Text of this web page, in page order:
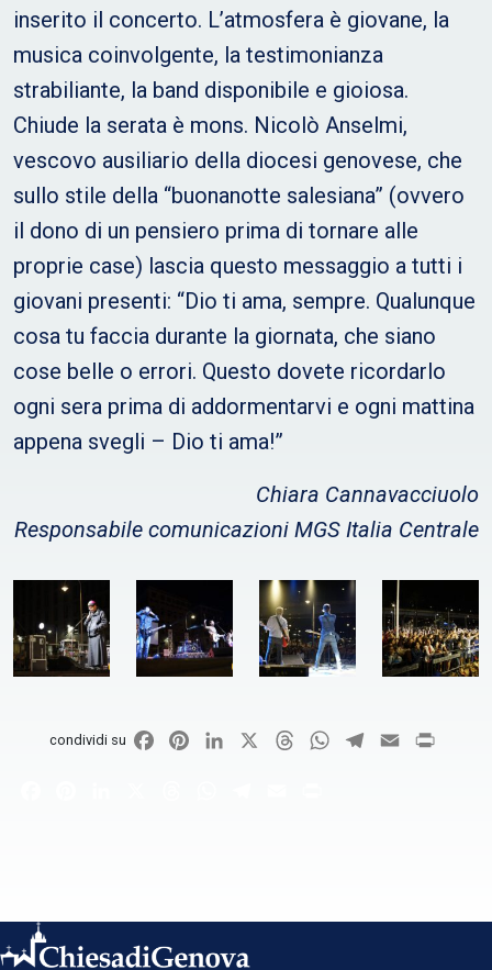
inserito il concerto. L’atmosfera è giovane, la
musica coinvolgente, la testimonianza
strabiliante, la band disponibile e gioiosa.
Chiude la serata è mons. Nicolò Anselmi,
vescovo ausiliario della diocesi genovese, che
sullo stile della “buonanotte salesiana” (ovvero
il dono di un pensiero prima di tornare alle
proprie case) lascia questo messaggio a tutti i
giovani presenti: “Dio ti ama, sempre. Qualunque
cosa tu faccia durante la giornata, che siano
cose belle o errori. Questo dovete ricordarlo
ogni sera prima di addormentarvi e ogni mattina
appena svegli – Dio ti ama!”
Chiara Cannavacciuolo
Responsabile comunicazioni MGS Italia Centrale
condividi su FacebookPinterestLinkedIn ThreadsWhatsApp
Telegram
Email